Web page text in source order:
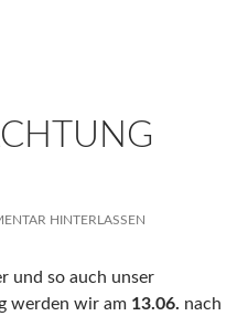
HINTERLASSEN
und so auch unser
werden wir am 13.06. nach